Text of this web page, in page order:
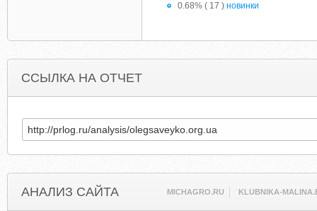
0.68% ( 17 ) новинки
ССЫЛКА НА ОТЧЕТ
АНАЛИЗ САЙТА MICHAGRO.RU KLUBNIKA-